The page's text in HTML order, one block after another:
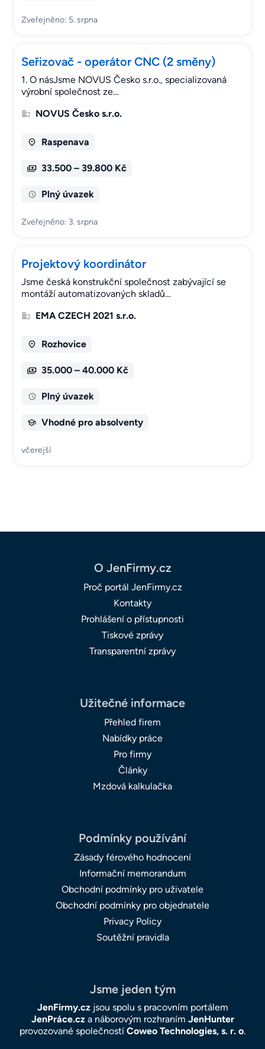
Zveřejněno: 5. srpna
Seřizovač - operátor CNC (2 směny)
1. O násJsme NOVUS Česko s.r.o., specializovaná
výrobní společnost ze…
NOVUS Česko s.r.o.
Raspenava
33.500 – 39.800 Kč
Plný úvazek
Zveřejněno: 3. srpna
Projektový koordinátor
Jsme česká konstrukční společnost zabývající se
montáží automatizovaných skladů…
EMA CZECH 2021 s.r.o.
Rozhovice
35.000 – 40.000 Kč
Plný úvazek
Vhodné pro absolventy
včerejší
O JenFirmy.cz
Proč portál JenFirmy.cz
Kontakty
Prohlášení o přístupnosti
Tiskové zprávy
Transparentní zprávy
Užitečné informace
Přehled firem
Nabídky práce
Pro firmy
Články
Mzdová kalkulačka
Podmínky používání
Zásady férového hodnocení
Informační memorandum
Obchodní podmínky pro uživatele
Obchodní podmínky pro objednatele
Privacy Policy
Soutěžní pravidla
Jsme jeden tým
JenFirmy.czjsou spolu s pracovním portálem
JenPráce.cza náborovým rozhraním JenHunter
provozované společností Coweo Technologies, s. r. o.